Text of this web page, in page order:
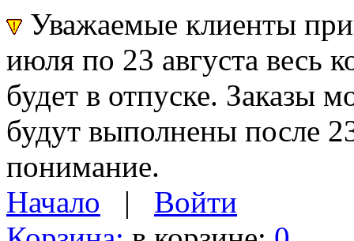
Уважаемые клиенты
июля по 23 августа весь
будет в отпуске. Заказы
будут выполнены после
понимание.
Начало | Войти